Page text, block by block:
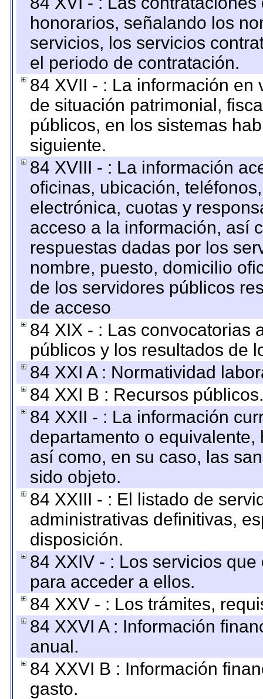
honorarios, señalando los
servicios, los servicios
el periodo de contratación.
84 XVII - : La información
de situación patrimonial,
públicos, en los sistemas
siguiente.
84 XVIII - : La información
oficinas, ubicación,
electrónica, cuotas y
acceso a la información, así
respuestas dadas por los
nombre, puesto, domicilio
de los servidores públicos
de acceso
84 XIX - : Las convocatorias
públicos y los resultados de
84 XXI A : Normatividad
84 XXI B : Recursos públicos.
84 XXII - : La información
departamento o
así como, en su caso, las
sido objeto.
84 XXIII - : El listado de
administrativas definitivas,
disposición.
84 XXIV - : Los servicios
para acceder a ellos.
84 XXV - : Los trámites,
84 XXVI A : Información
anual.
84 XXVI B : Información
gasto.